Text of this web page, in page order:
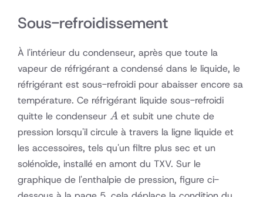
Sous-refroidissement
À l'intérieur du condenseur, après que toute la
vapeur de réfrigérant a condensé dans le liquide, le
réfrigérant est sous-refroidi pour abaisser encore sa
température. Ce réfrigérant liquide sous-refroidi
quitte le condenseur A
A et subit une chute de
pression lorsqu'il circule à travers la ligne liquide et
les accessoires, tels qu'un filtre plus sec et un
solénoïde, installé en amont du TXV. Sur le
graphique de l'enthalpie de pression, figure ci-